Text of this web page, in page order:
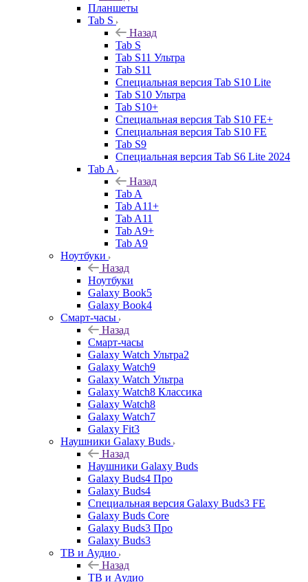
Планшеты
Tab S
Назад
Tab S
Tab S11 Ультра
Tab S11
Специальная версия Tab S10 Lite
Tab S10 Ультра
Tab S10+
Специальная версия Tab S10 FE+
Специальная версия Tab S10 FE
Tab S9
Специальная версия Tab S6 Lite 2024
Tab A
Назад
Tab A
Tab A11+
Tab A11
Tab A9+
Tab A9
Ноутбуки
Назад
Ноутбуки
Galaxy Book5
Galaxy Book4
Смарт-часы
Назад
Смарт-часы
Galaxy Watch Ультра2
Galaxy Watch9
Galaxy Watch Ультра
Galaxy Watch8 Классика
Galaxy Watch8
Galaxy Watch7
Galaxy Fit3
Наушники Galaxy Buds
Назад
Наушники Galaxy Buds
Galaxy Buds4 Про
Galaxy Buds4
Специальная версия Galaxy Buds3 FE
Galaxy Buds Core
Galaxy Buds3 Про
Galaxy Buds3
ТВ и Аудио
Назад
ТВ и Аудио